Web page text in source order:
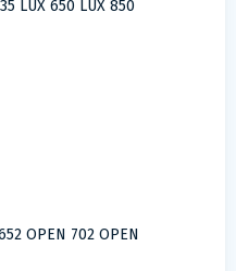
LUX 650 LUX 850
OPEN 702 OPEN